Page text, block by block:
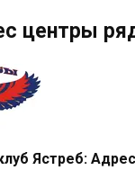
центры
Ястреб: